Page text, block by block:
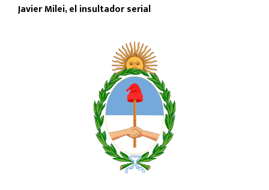
Javier Milei, el insultador serial